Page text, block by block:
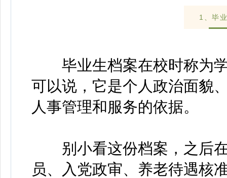
1、毕
毕业生档案在校时称为学
可以说，它是个人政治面貌
人事管理和服务的依据。
别小看这份档案，之后在
员、入党政审、养老待遇核